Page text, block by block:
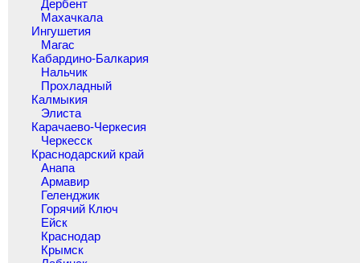
Дербент
Махачкала
Ингушетия
Магас
Кабардино-Балкария
Нальчик
Прохладный
Калмыкия
Элиста
Карачаево-Черкесия
Черкесск
Краснодарский край
Анапа
Армавир
Геленджик
Горячий Ключ
Ейск
Краснодар
Крымск